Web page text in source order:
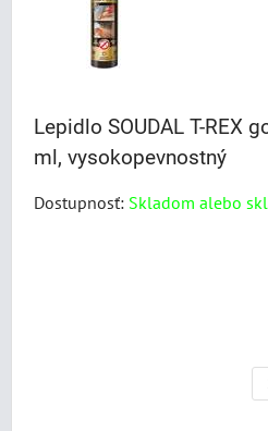
Lepidlo SOUDAL T-REX
ml, vysokopevnostný
Dostupnosť: Skladom alebo